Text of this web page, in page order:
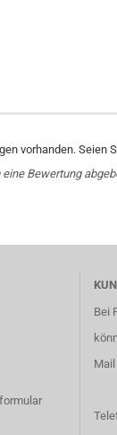
vorhanden. Seien
Bewertung
Bei